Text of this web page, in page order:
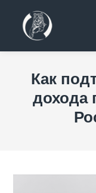
Как
дохода